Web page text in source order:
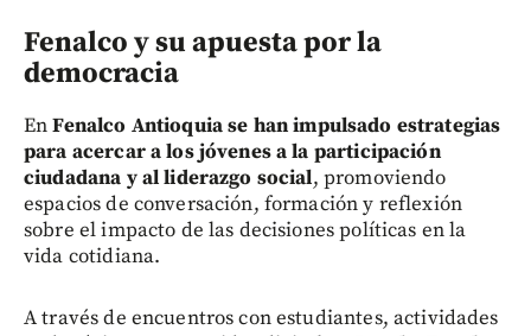
Fenalco y su apuesta por la
democracia
EnFenalco Antioquia se han impulsado estrategias
para acercar a los jóvenes a la participación
ciudadana y al liderazgo social, promoviendo
espacios de conversación, formación y reflexión
sobre el impacto de las decisiones políticas en la
vida cotidiana.
A través de encuentros con estudiantes, actividades